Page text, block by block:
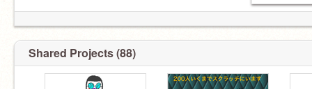
Shared Projects (88)